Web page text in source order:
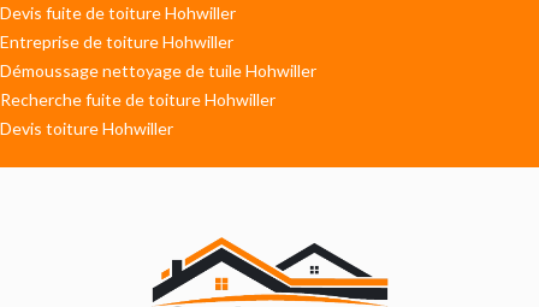
Devis fuite de toiture Hohwiller
Entreprise de toiture Hohwiller
Démoussage nettoyage de tuile Hohwiller
Recherche fuite de toiture Hohwiller
Devis toiture Hohwiller